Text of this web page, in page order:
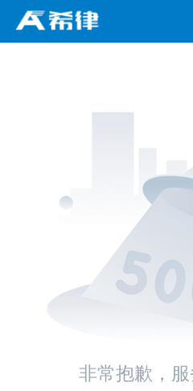
非常抱歉，